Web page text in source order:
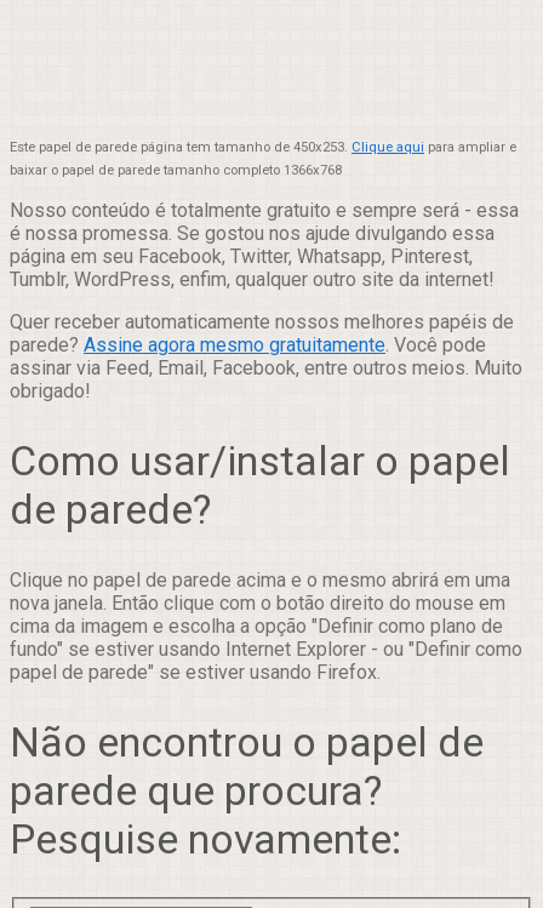
Este papel de parede página tem tamanho de 450x253. Clique aqui para ampliar e
baixar o papel de parede tamanho completo 1366x768
Nosso conteúdo é totalmente gratuito e sempre será - essa
é nossa promessa. Se gostou nos ajude divulgando essa
página em seu Facebook, Twitter, Whatsapp, Pinterest,
Tumblr, WordPress, enfim, qualquer outro site da internet!
Quer receber automaticamente nossos melhores papéis de
parede? Assine agora mesmo gratuitamente. Você pode
assinar via Feed, Email, Facebook, entre outros meios. Muito
obrigado!
Como usar/instalar o papel
de parede?
Clique no papel de parede acima e o mesmo abrirá em uma
nova janela. Então clique com o botão direito do mouse em
cima da imagem e escolha a opção "Definir como plano de
fundo" se estiver usando Internet Explorer - ou "Definir como
papel de parede" se estiver usando Firefox.
Não encontrou o papel de
parede que procura?
Pesquise novamente: